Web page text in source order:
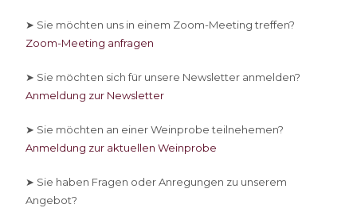
➤ Sie möchten uns in einem Zoom-Meeting treffen?
Zoom-Meeting anfragen
➤ Sie möchten sich für unsere Newsletter anmelden?
Anmeldung zur Newsletter
➤ Sie möchten an einer Weinprobe teilnehemen?
Anmeldung zur aktuellen Weinprobe
➤ Sie haben Fragen oder Anregungen zu unserem
Angebot?